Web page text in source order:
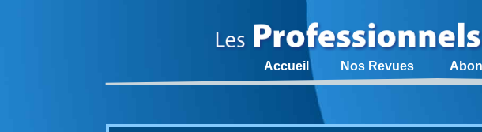
Accueil Nos Revues